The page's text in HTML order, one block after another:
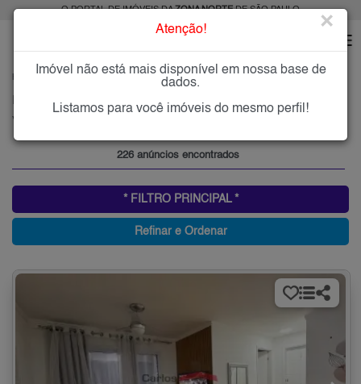
O PORTAL DE IMÓVEIS DAZONA NORTEDE SÃO PAULO
VILA NOVA MAZZEI
Imóveis à Venda na Vila Nova Mazzei, Zona Norte de São Paulo
Vila Nova Mazzei, Zona Norte
226 anúncios encontrados
* FILTRO PRINCIPAL *
Refinar e Ordenar
Atenção! ×
Imóvel não está mais disponível em nossa base de
dados.
Listamos para você imóveis do mesmo perfil!